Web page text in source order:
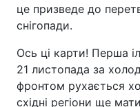
це призведе до
снігопади.
Ось ці карти! Перша
21 листопада за
фронтом рухається
східні регіони ще